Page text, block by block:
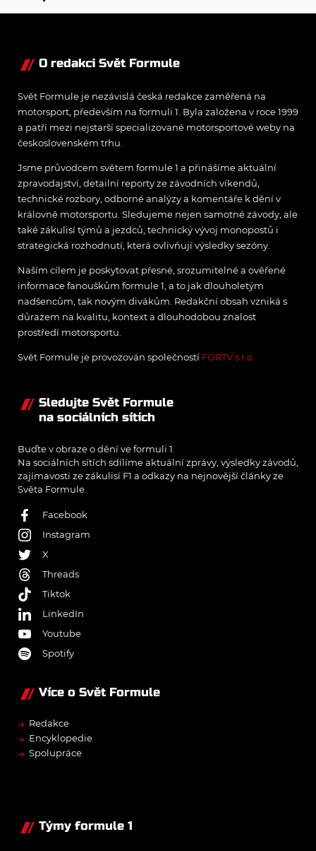
O redakci Svět Formule
Svět Formule je nezávislá česká redakce zaměřená na
motorsport, především na formuli 1. Byla založena v roce 1999
a patří mezi nejstarší specializované motorsportové weby na
československém trhu.
Jsme průvodcem světem formule 1 a přinášíme aktuální
zpravodajství, detailní reporty ze závodních víkendů,
technické rozbory, odborné analýzy a komentáře k dění v
královně motorsportu. Sledujeme nejen samotné závody, ale
také zákulisí týmů a jezdců, technický vývoj monopostů i
strategická rozhodnutí, která ovlivňují výsledky sezóny.
Naším cílem je poskytovat přesné, srozumitelné a ověřené
informace fanouškům formule 1, a to jak dlouholetým
nadšencům, tak novým divákům. Redakční obsah vzniká s
důrazem na kvalitu, kontext a dlouhodobou znalost
prostředí motorsportu.
Svět Formule je provozován společností FORTV s.r.o.
Sledujte Svět Formule
na sociálních sítích
Buďte v obraze o dění ve formuli 1.
Na sociálních sítích sdílíme aktuální zprávy, výsledky závodů,
zajímavosti ze zákulisí F1 a odkazy na nejnovější články ze
Světa Formule.
Facebook
Instagram
X
Threads
Tiktok
LinkedIn
Youtube
Spotify
Více o Svět Formule
→ Redakce
→ Encyklopedie
→ Spolupráce
Týmy formule 1